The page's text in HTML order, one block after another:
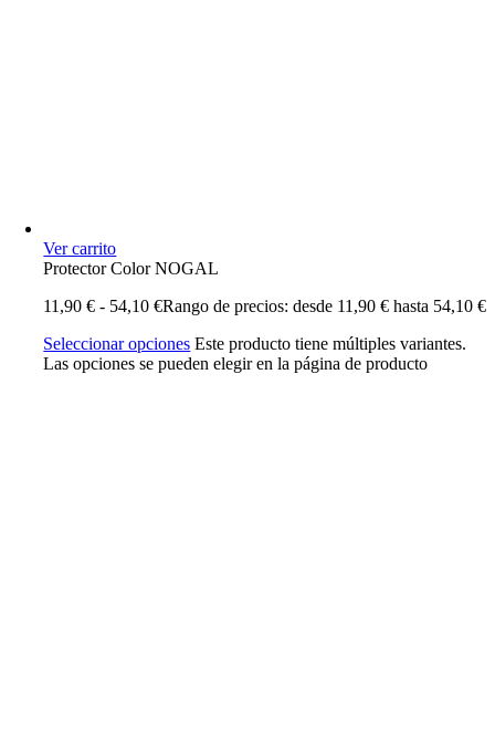
Ver carrito
Protector Color NOGAL
11,90€ - 54,10€Rango de precios: desde 11,90 € hasta 54,10 €
Seleccionar opciones Este producto tiene múltiples variantes.
Las opciones se pueden elegir en la página de producto